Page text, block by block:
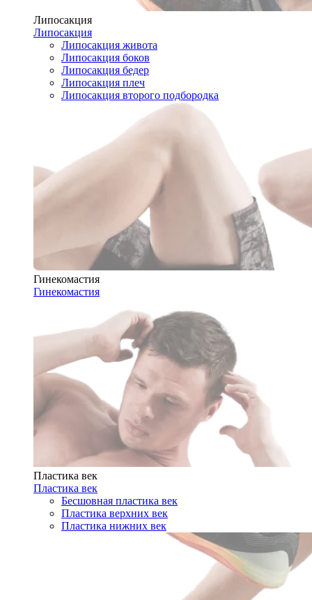
Липосакция
Липосакция
Липосакция живота
Липосакция боков
Липосакция бедер
Липосакция плеч
Липосакция второго подбородка
Гинекомастия
Гинекомастия
Пластика век
Пластика век
Бесшовная пластика век
Пластика верхних век
Пластика нижних век